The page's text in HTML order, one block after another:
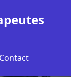
Contact